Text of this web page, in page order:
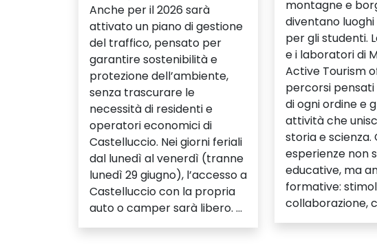
Anche per il 2026 sarà
attivato un piano di gestione
del traffico, pensato per
garantire sostenibilità e
protezione dell’ambiente,
senza trascurare le
necessità di residenti e
operatori economici di
Castelluccio. Nei giorni feriali
dal lunedì al venerdì (tranne
lunedì 29 giugno), l’accesso a
Castelluccio con la propria
auto o camper sarà libero. ...
montagne e
diventano
per gli studenti.
e i laboratori di
Active Tourism
percorsi
di ogni ordine e
attività che
storia e scienza.
esperienze non
educative, ma
formative:
collaborazione,